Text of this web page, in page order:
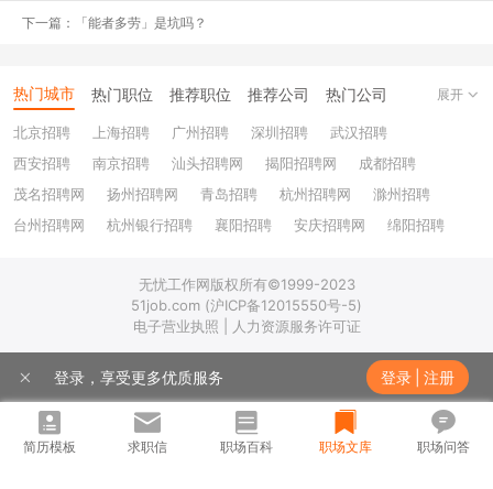
2. 勇于尝试，年轻就是试错的本钱
3. 小公司做事，大公司做人
赞大公司平台好，小公司赚钱多，大公司制度完善，小公司锻炼能
小公司我看不上，大公司看不上我
4. 自己事情自己做，【职场巨婴】要不得
赞 工资分人一半了吗，就要人帮你收拾烂摊子？
领导确实很巨婴，总是交代我帮他做事
下一篇：「能者多劳」是坑吗？
热门城市 热门职位 推荐职位 推荐公司 热门公司
北京招聘 上海招聘 广州招聘 深圳招聘
武汉招聘
西安招聘
南京招聘 汕头招聘网 揭阳招聘网
成都招聘
茂名招聘网
扬州招聘网 青岛招聘 杭州招聘网
滁州招聘
台州招聘网
杭州银行招聘 襄阳招聘 安庆招聘网
绵阳招聘
上饶招聘网
展开
无忧工作网版权所有©1999-2023
51job.com (沪ICP备12015550号-5)
电子营业执照 | 人力资源服务许可证
登录，享受更多优质服务 登录 注册
简历模板 求职信 职场百科 职场文库 职场问答